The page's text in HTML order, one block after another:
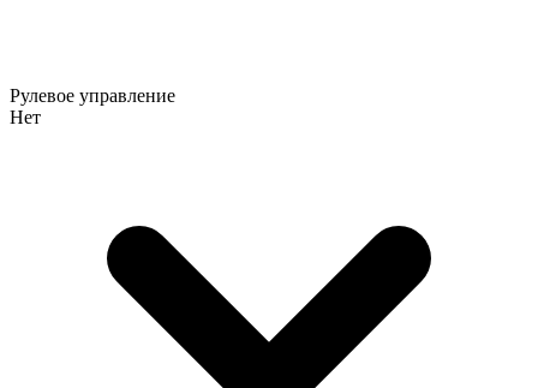
Рулевое управление
Нет